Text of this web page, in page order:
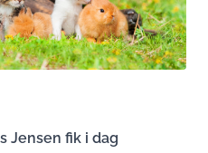
Jensen fik i dag